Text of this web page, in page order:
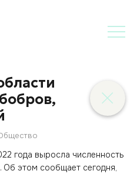
года выросла численность
Об этом сообщает сегодня,